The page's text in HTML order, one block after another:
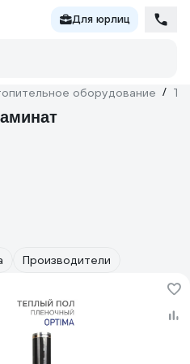
Для юрлиц
оборудование /
Производители